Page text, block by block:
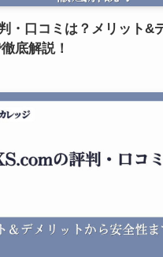
・口コミは？メリット&
底解説！